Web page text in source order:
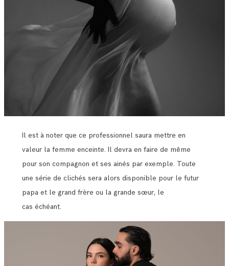
Il est à noter que ce professionnel saura mettre en
valeur la femme enceinte. Il devra en faire de même
pour son compagnon et ses ainés par exemple. Toute
une série de clichés sera alors disponible pour le futur
papa et le grand frère ou la grande sœur, le
cas échéant.